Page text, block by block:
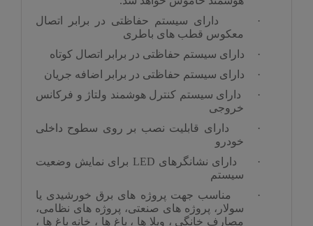
·
دارای سیستم حفاظتی در برابر اتصال
معکوس قطب های باطری
·
دارای سیستم حفاظتی در برابر اتصال کوتاه
·
دارای سیستم حفاظتی در برابر اضافه جریان
·
دارای سیستم کنترل هوشمند ولتاژ و فرکانس
خروجی
·
دارای قابلیت نصب بر روی سطوح داخلی
خودرو
·
دارای نشانگرهای LED برای نمایش وضعیت
سیستم
·
مناسب جهت پروژه های برق خورشیدی یا
سولار، پروژه های صنعتی، پروژه های نظامی،
مصارف خانگی ، ویلا ها ، باغ ها ، خانه باغ ها ،